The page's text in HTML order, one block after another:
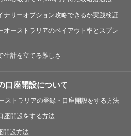
ナリーオプション攻略できるか実践検証
オーストラリアのペイアウト率とスプレ
生計を立てる難しさ
口座開設について
ストラリアの登録・口座開設をする方法
座開設をする方法
開設方法